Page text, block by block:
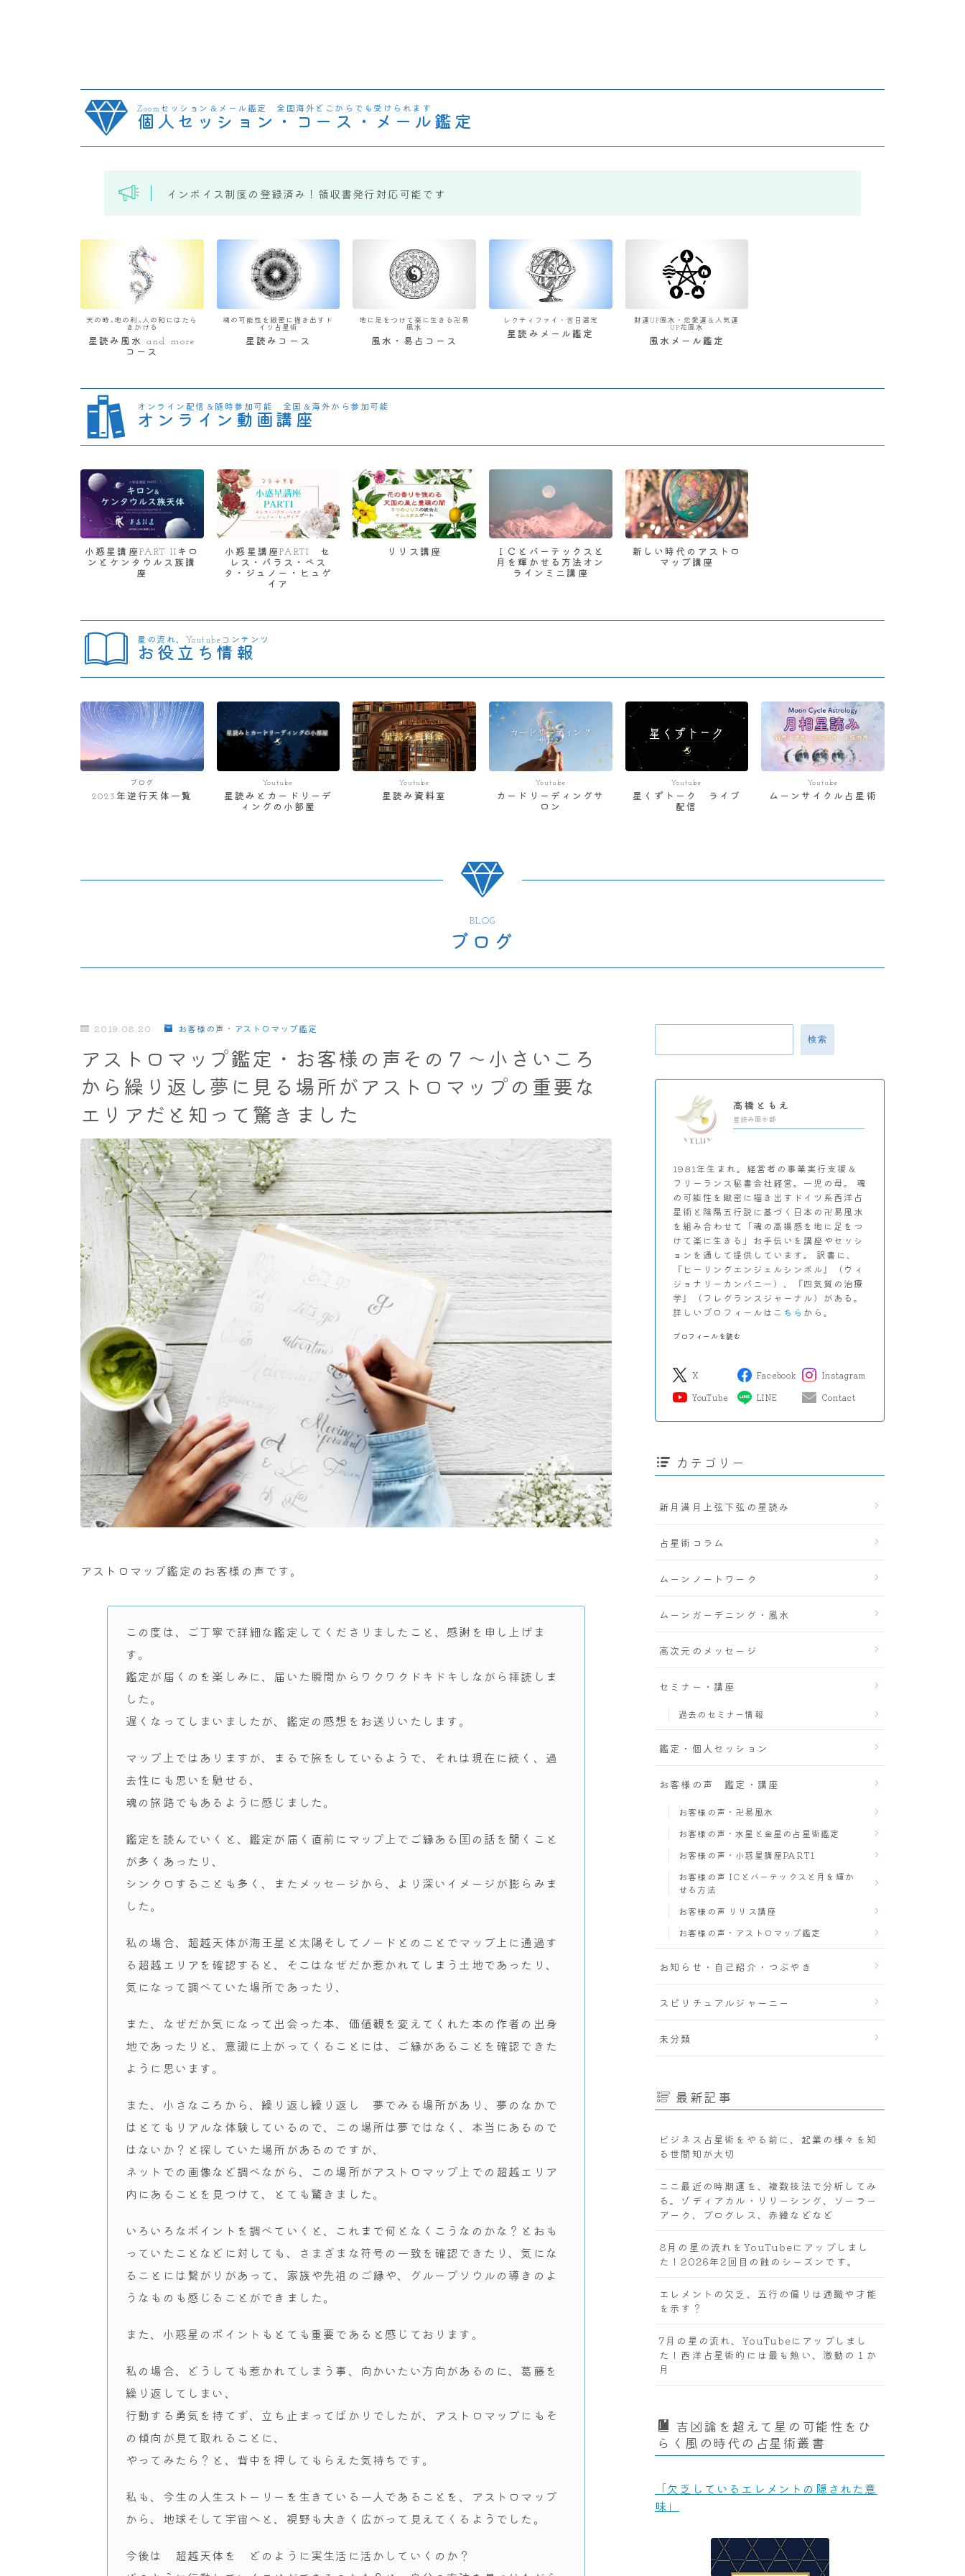
Zoomセッション＆メール鑑定 全国海外どこからでも受けられます
個人セッション・コース・メール鑑定
インボイス制度の登録済み！領収書発行対応可能です
天の時×地の利×人の和にはたら
きかける
星読み風水 and more
コース
魂の可能性を緻密に描き出すド
イツ占星術
星読みコース
地に足をつけて楽に生きる卍易
風水
風水・易占コース
レクティファイ・吉日選定
星読みメール鑑定
財運UP風水・恋愛運＆人気運
UP花風水
風水メール鑑定
オンライン配信＆随時参加可能 全国＆海外から参加可能
オンライン動画講座
小惑星講座PART IIキロ
ンとケンタウルス族講
座
小惑星講座PARTI セ
レス・パラス・ベス
タ・ジュノー・ヒュゲ
イア
リリス講座
ＩＣとバーテックスと
月を輝かせる方法オン
ラインミニ講座
新しい時代のアストロ
マップ講座
星の流れ、Youtubeコンテンツ
お役立ち情報
ブログ
2023年逆行天体一覧
Youtube
星読みとカードリーデ
ィングの小部屋
Youtube
星読み資料室
Youtube
カードリーディングサ
ロン
Youtube
星くずトーク ライブ
配信
Youtube
ムーンサイクル占星術
BLOG
ブログ
2019.08.20 お客様の声・アストロマップ鑑定
アストロマップ鑑定・お客様の声その７～小さいころ
から繰り返し夢に見る場所がアストロマップの重要な
エリアだと知って驚きました
アストロマップ鑑定のお客様の声です。
この度は、ご丁寧で詳細な鑑定してくださりましたこと、感謝を申し上げま
す。
鑑定が届くのを楽しみに、届いた瞬間からワクワクドキドキしながら拝読しま
した。
遅くなってしまいましたが、鑑定の感想をお送りいたします。
マップ上ではありますが、まるで旅をしているようで、それは現在に続く、過
去性にも思いを馳せる、
魂の旅路でもあるように感じました。
鑑定を読んでいくと、鑑定が届く直前にマップ上でご縁ある国の話を聞くこと
が多くあったり、
シンクロすることも多く、またメッセージから、より深いイメージが膨らみま
した。
私の場合、超越天体が海王星と太陽そしてノードとのことでマップ上に通過す
る超越エリアを確認すると、そこはなぜだか惹かれてしまう土地であったり、
気になって調べていた場所であったり、
また、なぜだか気になって出会った本、価値観を変えてくれた本の作者の出身
地であったりと、意識に上がってくることには、ご縁があることを確認できた
ように思います。
また、小さなころから、繰り返し繰り返し 夢でみる場所があり、夢のなかで
はとてもリアルな体験しているので、この場所は夢ではなく、本当にあるので
はないか？と探していた場所があるのですが、
ネットでの画像など調べながら、この場所がアストロマップ上での超越エリア
内にあることを見つけて、とても驚きました。
いろいろなポイントを調べていくと、これまで何となくこうなのかな？とおも
っていたことなどに対しても、さまざまな符号の一致を確認できたり、気にな
ることには繋がりがあって、家族や先祖のご縁や、グループソウルの導きのよ
うなものも感じることができました。
また、小惑星のポイントもとても重要であると感じております。
私の場合、どうしても惹かれてしまう事、向かいたい方向があるのに、葛藤を
繰り返してしまい、
行動する勇気を持てず、立ち止まってばかりでしたが、アストロマップにもそ
の傾向が見て取れることに、
やってみたら？と、背中を押してもらえた気持ちです。
私も、今生の人生ストーリーを生きている一人であることを、アストロマップ
から、地球そして宇宙へと、視野も大きく広がって見えてくるようでした。
今後は 超越天体を どのように実生活に活かしていくのか？
検索
高橋ともえ
星読み風水師
1981年生まれ。経営者の事業実行支援＆
フリーランス秘書会社経営。一児の母。 魂
の可能性を緻密に描き出すドイツ系西洋占
星術と陰陽五行説に基づく日本の卍易風水
を組み合わせて「魂の高揚感を地に足をつ
けて楽に生きる」お手伝いを講座やセッシ
ョンを通して提供しています。 訳書に、
『ヒーリングエンジェルシンボル』（ヴィ
ジョナリーカンパニー）、『四気質の治療
学』（フレグランスジャーナル）がある。
詳しいプロフィールは こちら から。
プロフィールを読む
X Facebook
Instagram
YouTube
LINE Contact
カテゴリー
新月満月上弦下弦の星読み
占星術コラム
ムーンノートワーク
ムーンガーデニング・風水
高次元のメッセージ
セミナー・講座
過去のセミナー情報
鑑定・個人セッション
お客様の声 鑑定・講座
お客様の声・卍易風水
お客様の声・水星と金星の占星術鑑定
お客様の声・小惑星講座PART1
お客様の声 ICとバーテックスと月を輝か
せる方法
お客様の声 リリス講座
お客様の声・アストロマップ鑑定
お知らせ・自己紹介・つぶやき
スピリチュアルジャーニー
未分類
最新記事
ビジネス占星術をやる前に、起業の様々を知
る世間知が大切
ここ最近の時期運を、複数技法で分析してみ
る。ゾディアカル・リリーシング、ソーラー
アーク、プログレス、赤緯などなど
8月の星の流れをYouTubeにアップしまし
た！2026年2回目の蝕のシーズンです。
エレメントの欠乏、五行の偏りは適職や才能
を示す？
7月の星の流れ、YouTubeにアップしまし
た！西洋占星術的には最も熱い、激動の１か
月
吉凶論を超えて星の可能性をひ
らく風の時代の占星術叢書
「欠乏しているエレメントの隠された意
味」